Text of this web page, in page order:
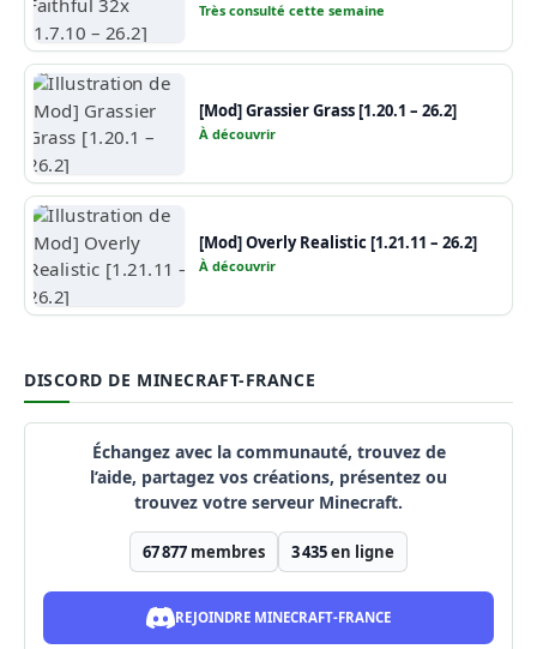
Très consulté cette semaine
[Mod] Grassier Grass [1.20.1 – 26.2]
À découvrir
[Mod] Overly Realistic [1.21.11 – 26.2]
À découvrir
DISCORD DE MINECRAFT-FRANCE
Échangez avec la communauté, trouvez de
l’aide, partagez vos créations, présentez ou
trouvez votre serveur Minecraft.
67 877 membres 3 435en ligne
REJOINDRE MINECRAFT-FRANCE